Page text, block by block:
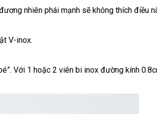
nhiên phái mạnh amazon
sẽ không thích điều
V-inox.
hàng
. Với 1 cao
hoặc 2 viên bi inox đường kính